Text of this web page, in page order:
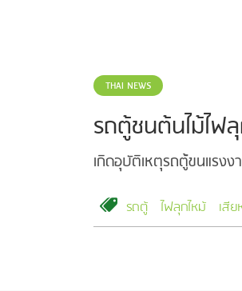
THAI NEWS
รถตู้ชนต้นไม้ไฟ
เกิดอุบัติเหตุรถตู้ขนแรงง
รถตู้ ไฟลุกไหม้ เสี